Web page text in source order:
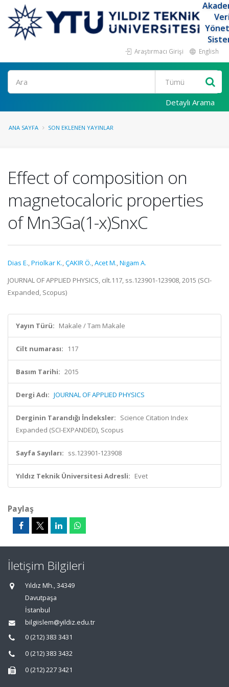
Araştırmacı Girişi English
Ara
Detaylı Arama
ANA SAYFA SON EKLENEN YAYINLAR
Effect of composition on
magnetocaloric properties
of Mn3Ga(1-x)SnxC
Dias E.,Priolkar K.,ÇAKIR Ö.,Acet M.,Nigam A.
JOURNAL OF APPLIED PHYSICS, cilt.117, ss.123901-123908, 2015 (SCI-
Expanded, Scopus)
Yayın Türü: Makale / Tam Makale
Cilt numarası: 117
Basım Tarihi: 2015
Dergi Adı: JOURNAL OF APPLIED PHYSICS
Derginin Tarandığı İndeksler: Science Citation Index
Expanded (SCI-EXPANDED), Scopus
Sayfa Sayıları: ss.123901-123908
Yıldız Teknik Üniversitesi Adresli: Evet
Paylaş
İletişim Bilgileri
Yıldız Mh., 34349
Davutpaşa
İstanbul
bilgiislem@yildiz.edu.tr
0 (212) 383 3431
0 (212) 383 3432
0 (212) 227 3421